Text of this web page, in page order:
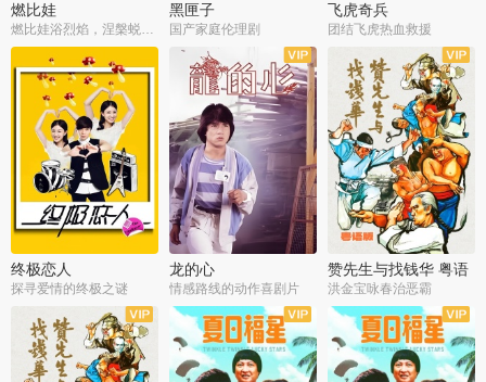
燃比娃
燃比娃浴烈焰，涅槃蜕变成人
黑匣子
国产家庭伦理剧
飞虎奇兵
团结飞虎热血救援
终极恋人
探寻爱情的终极之谜
龙的心
情感路线的动作喜剧片
赞先生与找钱华 粤语
版
洪金宝咏春治恶霸